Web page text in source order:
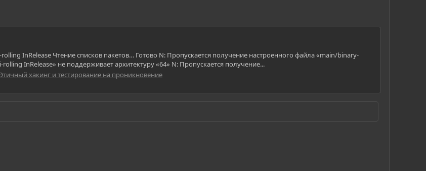
InRelease Чтение списков пакетов… Готово N: Пропускается получение настроенного файла «main/binary-
InRelease» не поддерживает архитектуру «64» N: Пропускается получение...
хакинг и тестирование на проникновение